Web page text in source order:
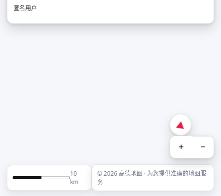
匿名用户
+ −
10
km
© 2026 高德地图 · 为您提供准确的地图服
务